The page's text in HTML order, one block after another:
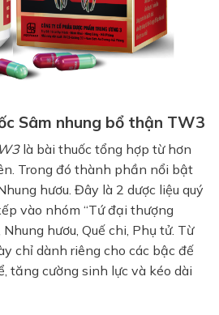
Sâm nhung bổ thận TW3
là bài thuốc tổng hợp từ hơn
Trong đó thành phần nổi bật
hươu. Đây là 2 dược liệu quý
vào nhóm “Tứ đại thượng
hươu, Quế chi, Phụ tử. Từ
chỉ dành riêng cho các bậc đế
tăng cường sinh lực và kéo dài